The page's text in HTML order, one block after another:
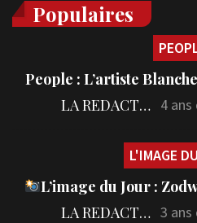
Populaires
People : L’artiste
LA REDACTION 4 ans
L'IMAGE
L’image du Jour :
LA REDACTION 3 ans